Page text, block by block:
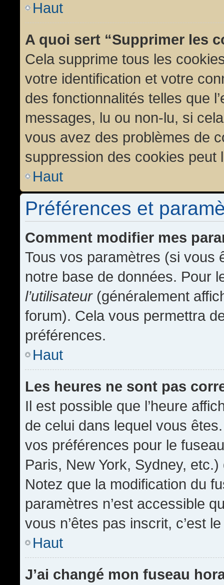
Haut
A quoi sert “Supprimer les
Cela supprime tous les
votre identification et votre
des fonctionnalités telles que
messages, lu ou non-lu, si
vous avez des problèmes de
suppression des cookies peut
Haut
Préférences et
Comment modifier mes
Tous vos paramètres (si vous
notre base de données. Pour
l’utilisateur(généralement
forum). Cela vous permettra
préférences.
Haut
Les heures ne sont pas
Il est possible que l’heure
de celui dans lequel vous
vos préférences pour le
Paris, New York, Sydney,
Notez que la modification du
paramètres n’est accessible
vous n’êtes pas inscrit, c’est
Haut
J’ai changé mon fuseau